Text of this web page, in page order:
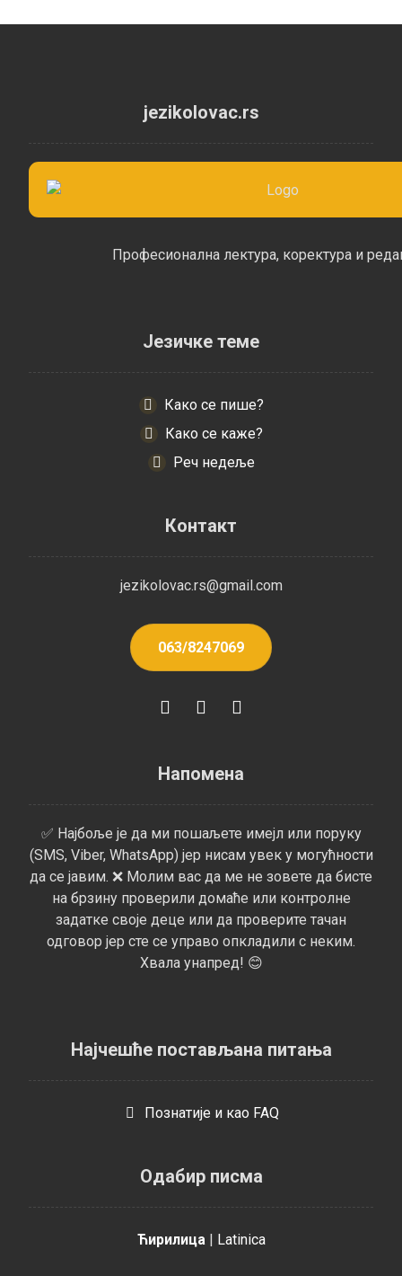
jezikolovac.rs
Професионална лектура, коректура и
Језичке теме
Како се пише?
Како се каже?
Реч недеље
Контакт
jezikolovac.rs@gmail.com
063/8247069
Напомена
✅ Најбоље је да ми пошаљете имејл или поруку
(SMS, Viber, WhatsApp) јер нисам увек у могућности
да се јавим. ❌ Молим вас да ме не зовете да бисте
на брзину проверили домаће или контролне
задатке своје деце или да проверите тачан
одговор јер сте се управо опкладили с неким.
Хвала унапред! 😊
Најчешће постављана питања
Познатијe и као FAQ
Одабир писма
Ћирилица| Latinica